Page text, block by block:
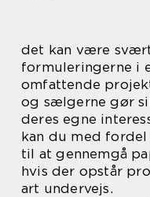
det kan være
formuleringerne i
omfattende
og sælgerne gør
deres egne
kan du med
til at gennemgå
hvis der opstår
art undervejs.